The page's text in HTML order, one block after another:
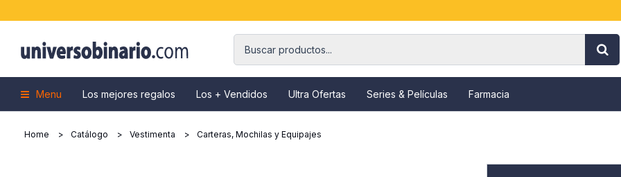
Menu Los mejores regalos Los + Vendidos Ultra Ofertas Series & Películas Farmacia
Home Catálogo Vestimenta Carteras, Mochilas y Equipajes